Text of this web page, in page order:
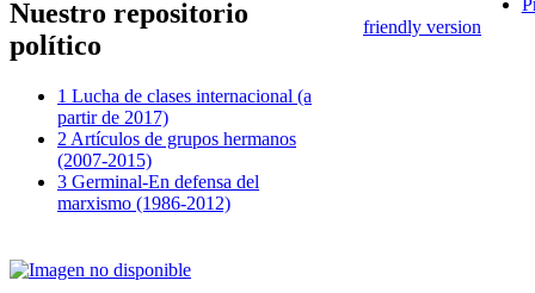
Nuestro repositorio
político
1 Lucha de clases internacional (a
partir de 2017)
2 Artículos de grupos hermanos
(2007-2015)
3 Germinal-En defensa del
marxismo (1986-2012)
friendly version